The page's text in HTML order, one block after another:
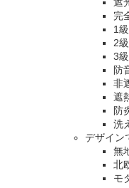
完
1
2
3
防
非
遮
防
洗
デザイン
無
北
モ